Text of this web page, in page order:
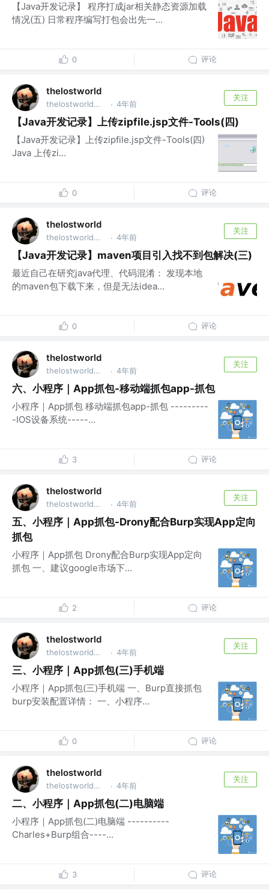
【Java开发记录】 程序打成jar相关静态资源加载
情况(五) 日常程序编写打包会出先一...
0 评论
thelostworld
thelostworld公众号 @thelostworld公众号 · 4年前
关注
【Java开发记录】上传zipfile.jsp文件-Tools(四)
【Java开发记录】上传zipfile.jsp文件-Tools(四)
Java 上传zi...
0 评论
thelostworld
thelostworld公众号 @thelostworld公众号 · 4年前
关注
【Java开发记录】maven项目引入找不到包解决(三)
最近自己在研究java代理、代码混淆： 发现本地
的maven包下载下来，但是无法idea...
0 评论
thelostworld
thelostworld公众号 @thelostworld公众号 · 4年前
关注
六、小程序｜App抓包-移动端抓包app-抓包
小程序｜App抓包 移动端抓包app-抓包 ---------
-IOS设备系统-----...
3 评论
thelostworld
thelostworld公众号 @thelostworld公众号 · 4年前
关注
五、小程序｜App抓包-Drony配合Burp实现App定向
抓包
小程序｜App抓包 Drony配合Burp实现App定向
抓包 一、建议google市场下...
2 评论
thelostworld
thelostworld公众号 @thelostworld公众号 · 4年前
关注
三、小程序｜App抓包(三)手机端
小程序｜App抓包(三)手机端 一、Burp直接抓包
burp安装配置详情： 一、小程序...
0 评论
thelostworld
thelostworld公众号 @thelostworld公众号 · 4年前
关注
二、小程序｜App抓包(二)电脑端
小程序｜App抓包(二)电脑端 ----------
Charles+Burp组合----...
3 评论